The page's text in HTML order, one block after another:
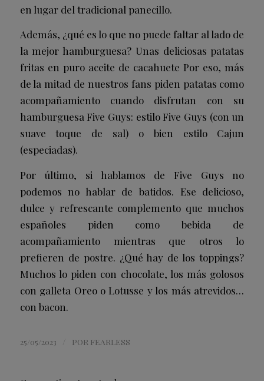
en lugar del tradicional panecillo.
Además, ¿qué es lo que no puede faltar al lado de
la mejor hamburguesa? Unas deliciosas patatas
fritas en puro aceite de cacahuete Por eso, más
de la mitad de nuestros fans piden patatas como
acompañamiento cuando disfrutan con su
hamburguesa Five Guys: estilo Five Guys (con un
suave toque de sal) o bien estilo Cajun
(especiadas).
Por último, si hablamos de Five Guys no
podemos no hablar de batidos. Ese delicioso,
dulce y refrescante complemento que muchos
españoles piden como bebida de
acompañamiento mientras que otros lo
prefieren de postre. ¿Qué hay de los toppings?
Muchos lo piden con chocolate, los más golosos
con galleta Oreo o Lotusse y los más atrevidos…
con bacon.
25/05/2023 POR FEARLESS